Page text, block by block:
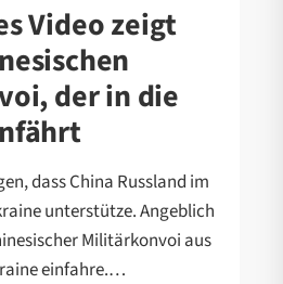
Video zeigt
der in die
dass China Russland im
unterstütze. Angeblich
Militärkonvoi aus
einfahre.…